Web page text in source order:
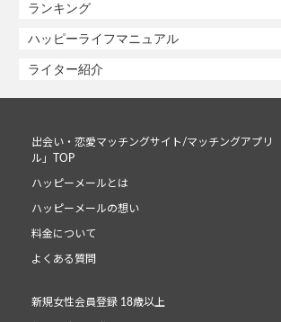
ランキング
ハッピーライフマニュアル
ライター紹介
出会い・恋愛マッチングサイト/マッチングアプリ
ル」TOP
ハッピーメールとは
ハッピーメールの想い
料金について
よくある質問
新規女性会員登録 18歳以上